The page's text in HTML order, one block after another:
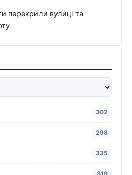
перекрили вулиці та
302
298
335